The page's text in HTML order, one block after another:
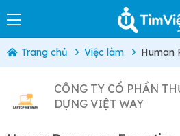
Trang chủ Việc làm Human
CÔNG TY CỔ PHẦN
DỰNG VIỆT WAY